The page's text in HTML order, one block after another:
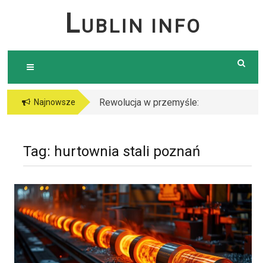
LUBLIN INFO
Najnowsze
Rewolucja w przemyśle:
Tag: hurtownia stali poznań